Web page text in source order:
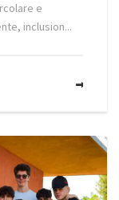
e
inclusion...